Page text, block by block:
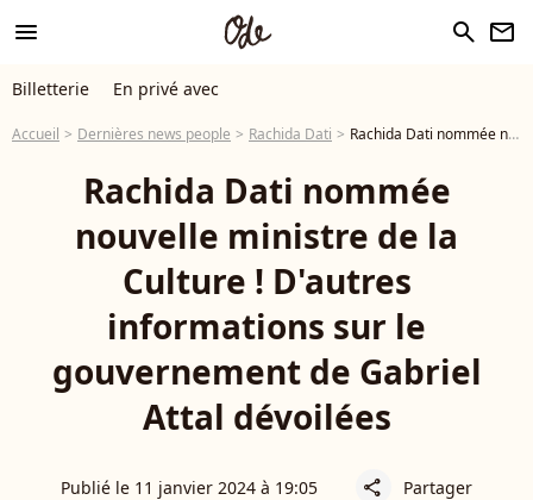
menu search newsletter
Billetterie En privé avec
Accueil Dernières news people Rachida Dati Rachida Dati nommée nouvelle ministre de la Culture ! D'autres informations sur le gouvernement de Gabriel Attal dévoilées
Rachida Dati nommée
nouvelle ministre de la
Culture ! D'autres
informations sur le
gouvernement de Gabriel
Attal dévoilées
Publié le 11 janvier 2024 à 19:05 share Partager